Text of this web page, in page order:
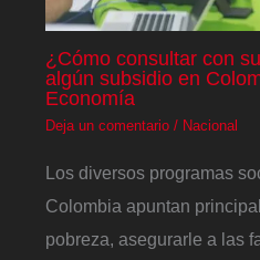
¿Cómo consultar con
algún subsidio en
Economía
Deja un comentario / Nacional
Los diversos programas
Colombia apuntan
pobreza, asegurarle a las